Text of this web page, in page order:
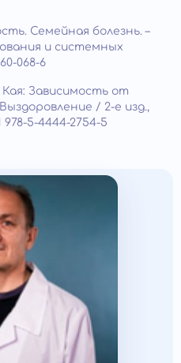
Семейная болезнь. –
и системных
068-6
Зависимость от
/ 2-е изд.,
978-5-4444-2754-5